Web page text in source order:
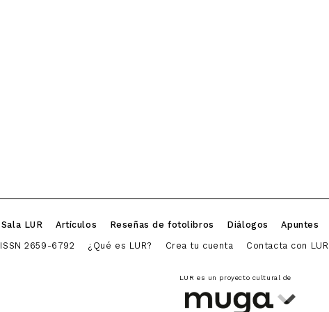
Sala LUR Artículos Reseñas de fotolibros Diálogos Apuntes
ISSN 2659-6792 ¿Qué es LUR? Crea tu cuenta Contacta con LUR
LUR es un proyecto cultural de